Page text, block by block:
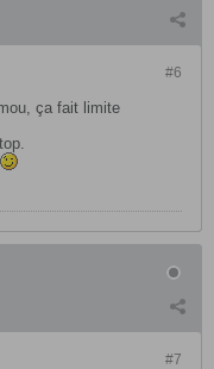
#6
ça fait limite
#7